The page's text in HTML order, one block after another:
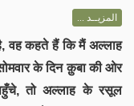
المزيــد ...
वह कहते हैं कि मैं अल्लाह
के दिन क़ुबा की ओर
तो अल्लाह के रसूल